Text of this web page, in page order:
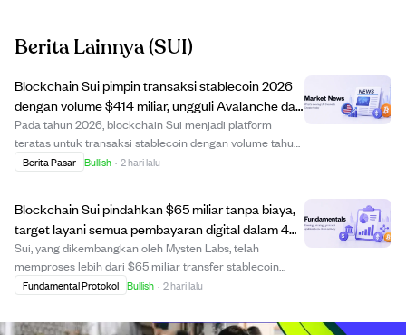
Berita Lainnya(SUI)
Blockchain Sui pimpin transaksi stablecoin 2026
dengan volume $414 miliar, ungguli Avalanche dan
Aptos.
Pada tahun 2026, blockchain Sui menjadi platform
teratas untuk transaksi stablecoin dengan volume tahun
berjalan mencapai $414 miliar. Angka ini melampaui
Berita Pasar Bullish · 2 hari lalu
Blockchain Sui pindahkan $65 miliar tanpa biaya,
target layani semua pembayaran digital dalam 4
tahun.
Sui, yang dikembangkan oleh Mysten Labs, telah
memproses lebih dari $65 miliar transfer stablecoin
tanpa biaya sejak 10 Juni 2026, menghilangkan biaya
Evan Cheng memprediksi Sui akan menangani semua p...
Fundamental Protokol Bullish · 2 hari lalu